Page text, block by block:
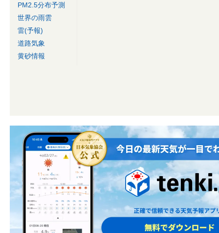
PM2.5分布予測
世界の雨雲
雷(予報)
道路気象
黄砂情報